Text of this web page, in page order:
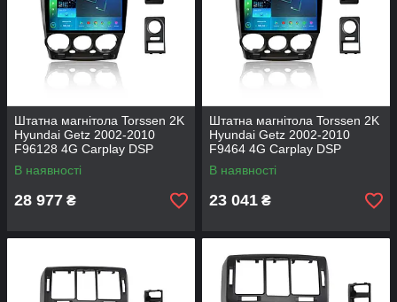
Штатна магнітола Torssen 2K
Hyundai Getz 2002-2010
F96128 4G Carplay DSP
В наявності
28 977 ₴
Штатна магнітола Torssen 2K
Hyundai Getz 2002-2010
F9464 4G Carplay DSP
В наявності
23 041 ₴